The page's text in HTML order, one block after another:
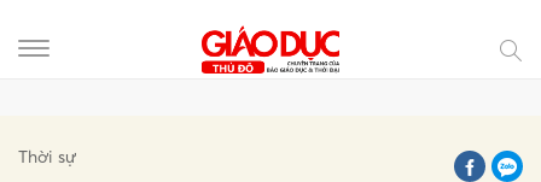
Thời sự